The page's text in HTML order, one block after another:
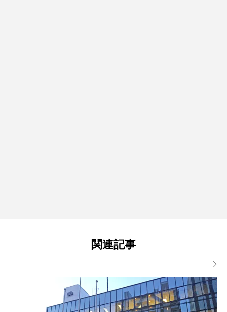
関連記事
